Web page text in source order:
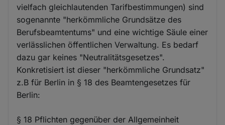
vielfach gleichlautenden Tarifbestimmungen) sind
sogenannte "herkömmliche Grundsätze des
Berufsbeamtentums" und eine wichtige Säule einer
verlässlichen öffentlichen Verwaltung. Es bedarf
dazu gar keines "Neutralitätsgesetzes".
Konkretisiert ist dieser "herkömmliche Grundsatz"
z.B für Berlin in § 18 des Beamtengesetzes für
Berlin:
§ 18 Pflichten gegenüber der Allgemeinheit